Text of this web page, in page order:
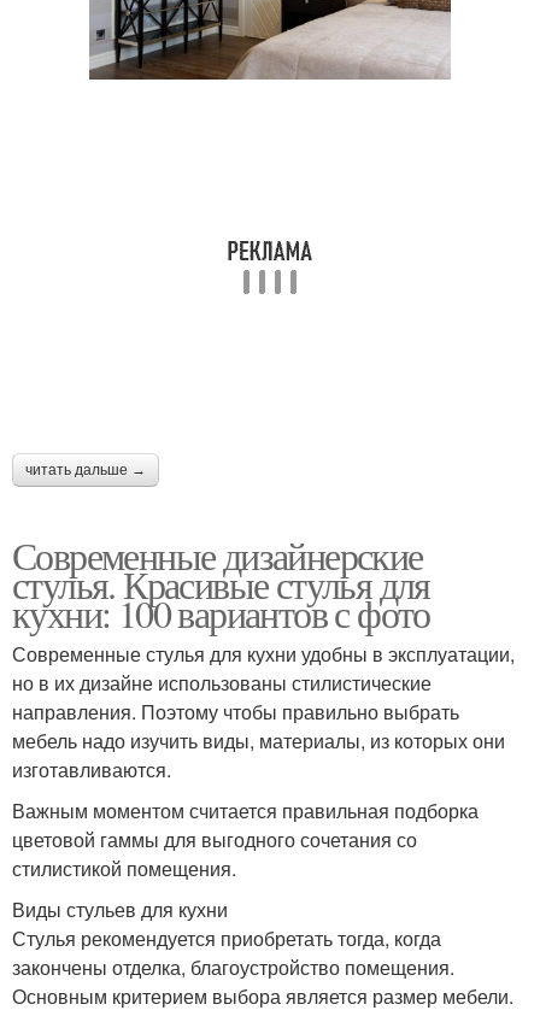
читать дальше →
Современные дизайнерские
стулья. Красивые стулья для
кухни: 100 вариантов с фото
Современные стулья для кухни удобны в эксплуатации,
но в их дизайне использованы стилистические
направления. Поэтому чтобы правильно выбрать
мебель надо изучить виды, материалы, из которых они
изготавливаются.
Важным моментом считается правильная подборка
цветовой гаммы для выгодного сочетания со
стилистикой помещения.
Виды стульев для кухни
Стулья рекомендуется приобретать тогда, когда
закончены отделка, благоустройство помещения.
Основным критерием выбора является размер мебели.